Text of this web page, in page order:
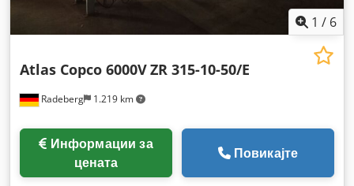
1 / 6
Radeberg 1.219 km
Atlas Copco 6000VZR 315-10-50/E
цената
Повикајте